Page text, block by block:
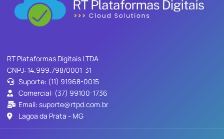
RT Plataformas Digitais LTDA
CNPJ: 14.999.798/0001-31
Suporte: (11) 91968-0015
Comercial: (37) 99100-1736
Email: suporte@rtpd.com.br
Lagoa da Prata - MG